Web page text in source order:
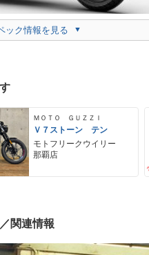
ック情報を見る
ＭＯＴＯ ＧＵＺＺＩ
Ｖ７ストーン テン
モトフリークウイリー
那覇店
関連情報